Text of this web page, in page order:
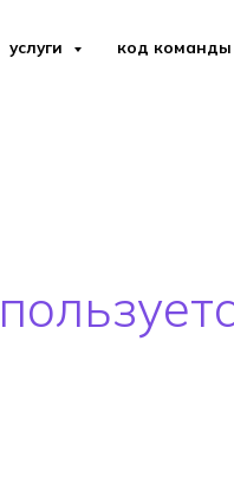
услуги код команды